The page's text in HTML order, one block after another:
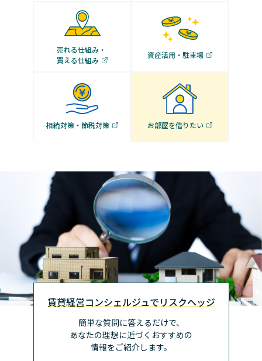
売れる仕組み・
買える仕組み
資産活用・駐車場
相続対策・節税対策 お部屋を借りたい
賃貸経営コンシェルジュでリスクヘッジ
簡単な質問に答えるだけで、
あなたの理想に近づく おすすめの
情報をご紹介します。